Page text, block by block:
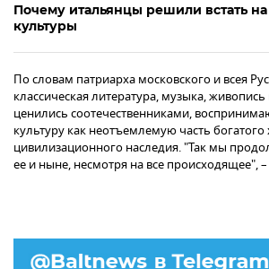
Почему итальянцы решили встать
культуры
По словам патриарха московского и всея
классическая литература, музыка, живопись
ценились соотечественниками,
культуру как неотъемлемую часть богатого
цивилизационного наследия. "Так мы
ее и ныне, несмотря на все происходящее",